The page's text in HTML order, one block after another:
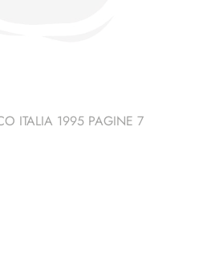
ITALIA 1995 PAGINE 7